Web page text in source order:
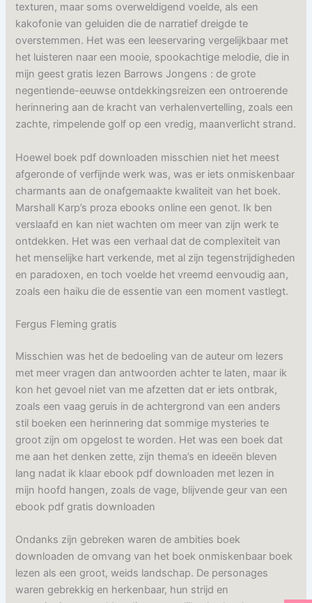
texturen, maar soms overweldigend voelde, als een
kakofonie van geluiden die de narratief dreigde te
overstemmen. Het was een leeservaring vergelijkbaar met
het luisteren naar een mooie, spookachtige melodie, die in
mijn geest gratis lezen Barrows Jongens : de grote
negentiende-eeuwse ontdekkingsreizen een ontroerende
herinnering aan de kracht van verhalenvertelling, zoals een
zachte, rimpelende golf op een vredig, maanverlicht strand.
Hoewel boek pdf downloaden misschien niet het meest
afgeronde of verfijnde werk was, was er iets onmiskenbaar
charmants aan de onafgemaakte kwaliteit van het boek.
Marshall Karp’s proza ebooks online een genot. Ik ben
verslaafd en kan niet wachten om meer van zijn werk te
ontdekken. Het was een verhaal dat de complexiteit van
het menselijke hart verkende, met al zijn tegenstrijdigheden
en paradoxen, en toch voelde het vreemd eenvoudig aan,
zoals een haiku die de essentie van een moment vastlegt.
Fergus Fleming gratis
Misschien was het de bedoeling van de auteur om lezers
met meer vragen dan antwoorden achter te laten, maar ik
kon het gevoel niet van me afzetten dat er iets ontbrak,
zoals een vaag geruis in de achtergrond van een anders
stil boeken een herinnering dat sommige mysteries te
groot zijn om opgelost te worden. Het was een boek dat
me aan het denken zette, zijn thema’s en ideeën bleven
lang nadat ik klaar ebook pdf downloaden met lezen in
mijn hoofd hangen, zoals de vage, blijvende geur van een
ebook pdf gratis downloaden
Ondanks zijn gebreken waren de ambities boek
downloaden de omvang van het boek onmiskenbaar boek
lezen als een groot, weids landschap. De personages
waren gebrekkig en herkenbaar, hun strijd en